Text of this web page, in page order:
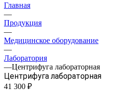
Главная
—
Продукция
—
Медицинское оборудование
—
Лаборатория
—Центрифуга лабораторная
Центрифуга лабораторная
41 300 ₽